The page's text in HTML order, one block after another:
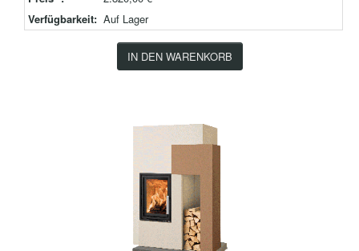
Verfügbarkeit: Auf Lager
IN DEN WARENKORB